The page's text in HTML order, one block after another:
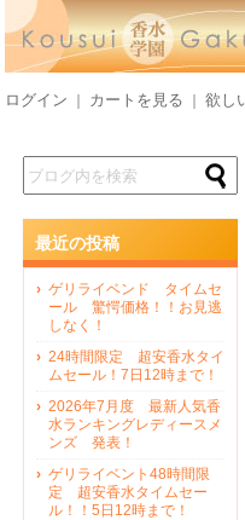
ログイン カートを見る 欲し
最近の投稿
ゲリライベンド タイムセ
ール 驚愕価格！！お見逃
しなく！
24時間限定 超安香水タイ
ムセール！7日12時まで！
2026年7月度 最新人気香
水ランキングレディースメ
ンズ 発表！
ゲリライベント48時間限
定 超安香水タイムセー
ル！！5日12時まで！